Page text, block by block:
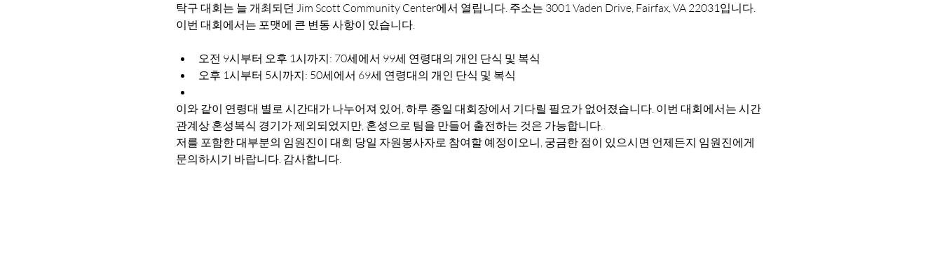
탁구 대회는 늘 개최되던 Jim Scott Community Center에서 열립니다. 주소는 3001 Vaden Drive, Fairfax, VA 22031입니다.
이번 대회에서는 포맷에 큰 변동 사항이 있습니다.
오전 9시부터 오후 1시까지: 70세에서 99세 연령대의 개인 단식 및 복식
오후 1시부터 5시까지: 50세에서 69세 연령대의 개인 단식 및 복식
이와 같이 연령대 별로 시간대가 나누어져 있어, 하루 종일 대회장에서 기다릴 필요가 없어졌습니다. 이번 대회에서는 시간
관계상 혼성복식 경기가 제외되었지만, 혼성으로 팀을 만들어 출전하는 것은 가능합니다.
저를 포함한 대부분의 임원진이 대회 당일 자원봉사자로 참여할 예정이오니, 궁금한 점이 있으시면 언제든지 임원진에게
문의하시기 바랍니다. 감사합니다.